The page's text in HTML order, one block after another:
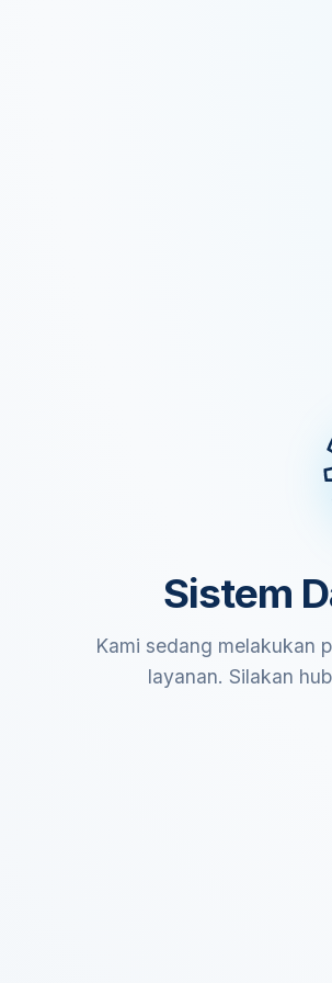
Sistem
Kami sedang melakukan
layanan. Silakan